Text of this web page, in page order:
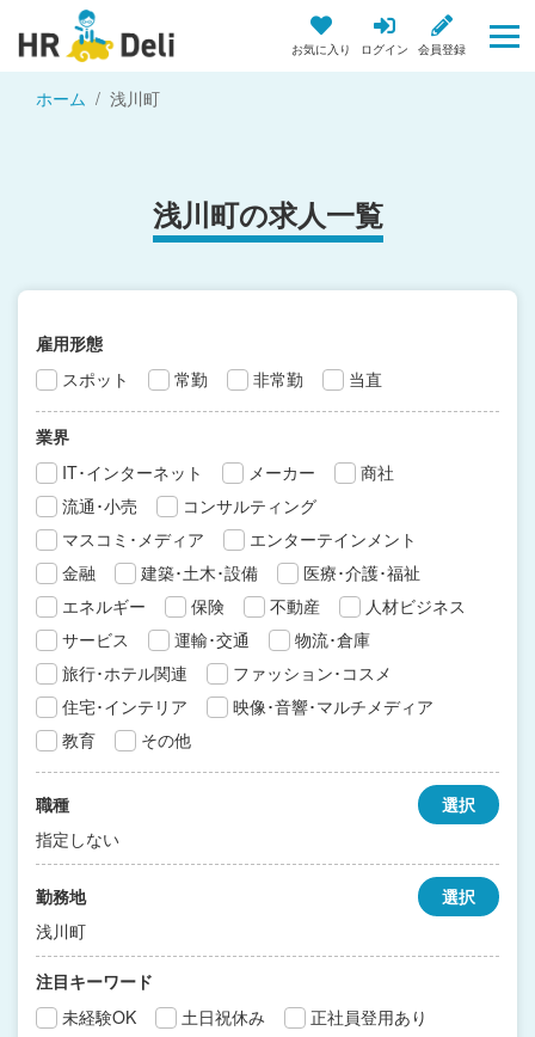
お気に入り ログイン 会員登録
ホーム 浅川町
浅川町の求人一覧
雇用形態
スポット
常勤 非常勤 当直
業界
IT･インターネット
メーカー
商社
流通･小売
コンサルティング
マスコミ･メディア
エンターテインメント
金融
建築･土木･設備
医療･介護･福祉
エネルギー
保険 不動産
人材ビジネス
サービス
運輸･交通
物流･倉庫
旅行･ホテル関連
ファッション･コスメ
住宅･インテリア
映像･音響･マルチメディア
教育
その他
職種
指定しない
選択
勤務地
浅川町
選択
注目キーワード
未経験OK
土日祝休み
正社員登用あり